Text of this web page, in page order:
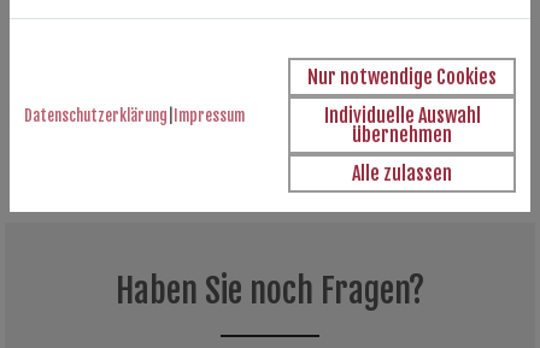
Toilettenpapier und Handtücher auf und leeren die
können stets auf die verlässlichen Mitarbeiter von SN
Gebäudereinigung aus Rastatt zählen – wir sind Ihr
Partner für Unterhaltsreinigungen.
Haben Sie noch Fragen?
Datenschutzerklärung Impressum
Nur notwendige Cookies
Individuelle Auswahl
übernehmen
Alle zulassen